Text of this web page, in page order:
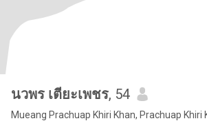
นวพร เตียะเพชร, 54
Mueang Prachuap Khiri Khan, Prachuap Khiri